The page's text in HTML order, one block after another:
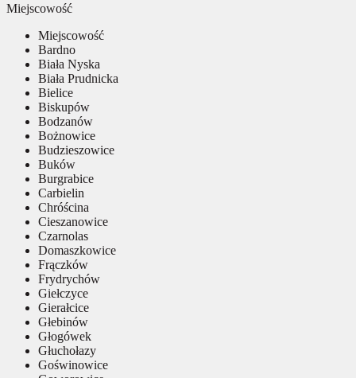
Miejscowość
Miejscowość
Bardno
Biała Nyska
Biała Prudnicka
Bielice
Biskupów
Bodzanów
Bożnowice
Budzieszowice
Buków
Burgrabice
Carbielin
Chróścina
Cieszanowice
Czarnolas
Domaszkowice
Frączków
Frydrychów
Giełczyce
Gierałcice
Głebinów
Głogówek
Głuchołazy
Goświnowice